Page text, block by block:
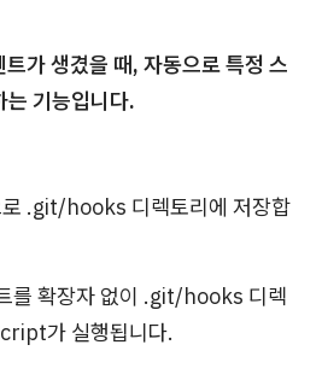
트가 생겼을 때, 자동으로 특정 스
는 기능입니다.
.git/hooks 디렉토리에 저장합
를 확장자 없이 .git/hooks 디렉
가 실행됩니다.